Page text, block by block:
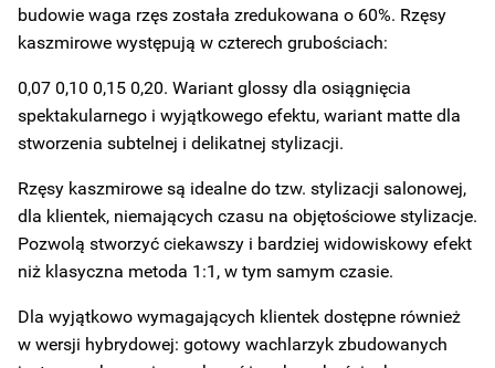
budowie waga rzęs została zredukowana o 60%. Rzęsy
kaszmirowe występują w czterech grubościach:
0,07 0,10 0,15 0,20. Wariant glossy dla osiągnięcia
spektakularnego i wyjątkowego efektu, wariant matte dla
stworzenia subtelnej i delikatnej stylizacji.
Rzęsy kaszmirowe są idealne do tzw. stylizacji salonowej,
dla klientek, niemających czasu na objętościowe stylizacje.
Pozwolą stworzyć ciekawszy i bardziej widowiskowy efekt
niż klasyczna metoda 1:1, w tym samym czasie.
Dla wyjątkowo wymagających klientek dostępne również
w wersji hybrydowej: gotowy wachlarzyk zbudowanych